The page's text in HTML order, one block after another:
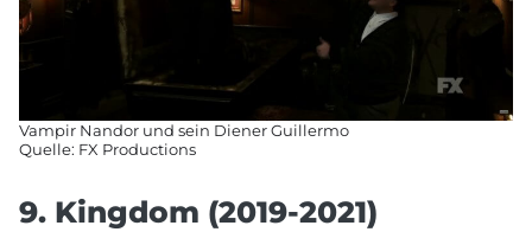
Vampir Nandor und sein Diener Guillermo
Quelle: FX Productions
9. Kingdom (2019-2021)